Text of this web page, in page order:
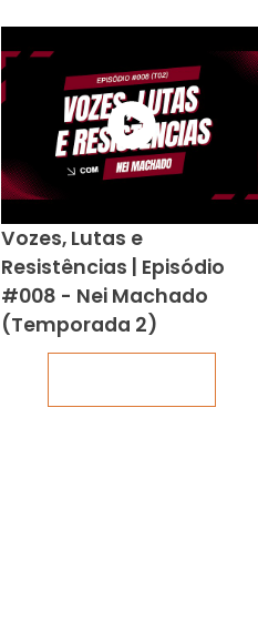
Vozes, Lutas e
Resistências | Episódio
#008 - Nei Machado
(Temporada 2)